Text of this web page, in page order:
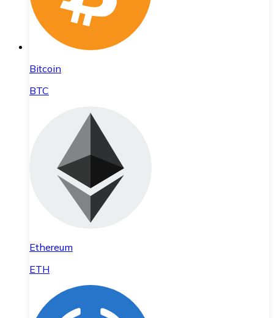
Bitcoin
BTC
Ethereum
ETH